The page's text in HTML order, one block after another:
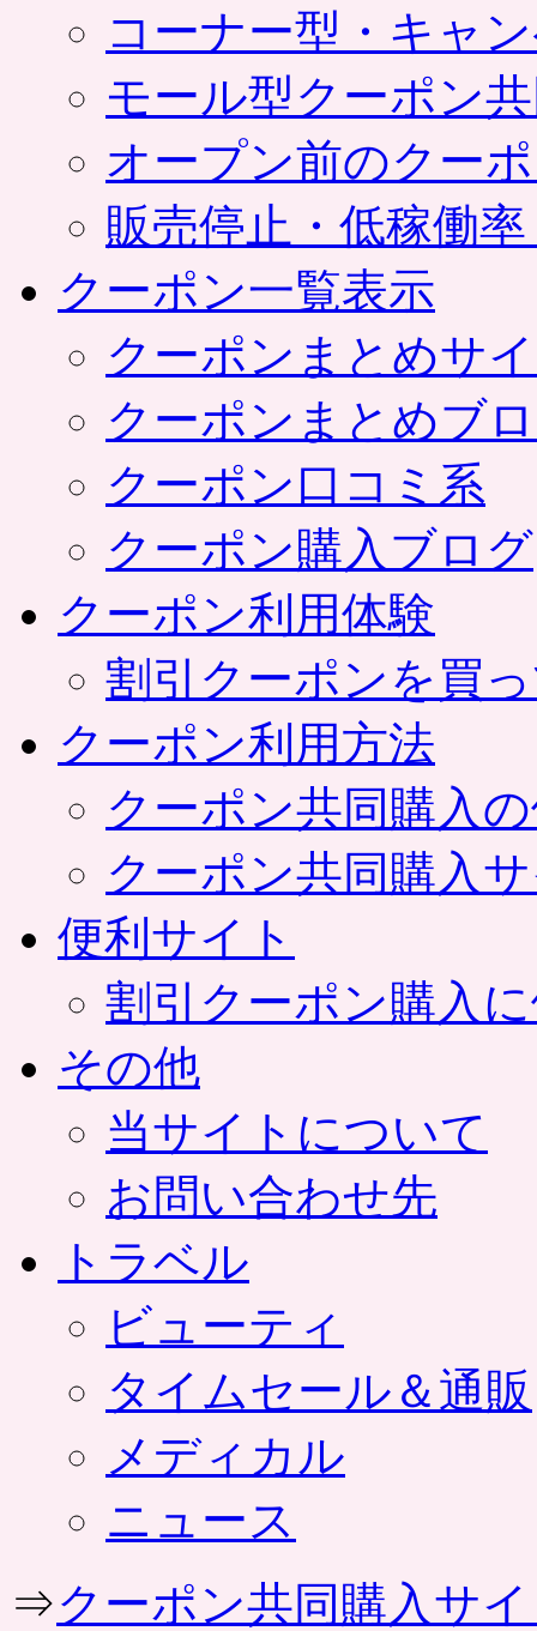
コーナー型・キャ
モール型クーポン
オープン前のクー
販売停止・低稼働
クーポン一覧表示
クーポンまとめサ
クーポンまとめブ
クーポン口コミ系
クーポン購入ブログ
クーポン利用体験
割引クーポンを買
クーポン利用方法
クーポン共同購入
クーポン共同購入
便利サイト
割引クーポン購入
その他
当サイトについて
お問い合わせ先
トラベル
ビューティ
タイムセール＆通販
メディカル
ニュース
⇒クーポン共同購入サ